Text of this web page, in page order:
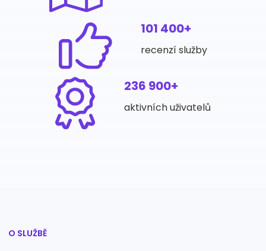
101 400+
recenzí služby
236 900+
aktivních uživatelů
O SLUŽBĚ